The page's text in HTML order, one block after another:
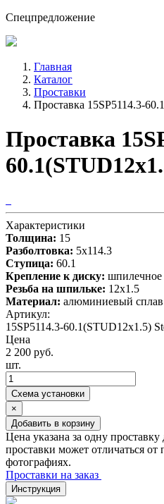
Спецпредложение
Главная
Каталог
Проставки
Проставка 15SP5114.3-
Проставка
Характеристики
Толщина: 15
Разболтовка: 5x114.3
Ступица: 60.1
Крепление к диску: шпилечное
Резьба на шпильке: 12х1.5
Материал: алюминиевый
Артикул:
15SP5114.3-60.1(STUD12x1.5)
Цена
2 200 руб.
шт.
Схема установки
×
Добавить в корзину
Цена указана за одну
проставки может отличаться от
фотографиях.
Проставки на заказ
Инструкция